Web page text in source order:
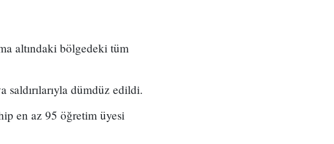
altındaki bölgedeki tüm
dümdüz edildi.
en az 95 öğretim üyesi